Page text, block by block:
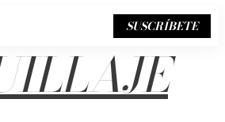
SUSCRÍBETE